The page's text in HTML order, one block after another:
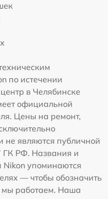
по истечении
в Челябинске
официальной
Цены на ремонт,
не являются публичной
ГК РФ. Названия и
Nikon упоминаются
— чтобы обозначить
мы работаем. Наша